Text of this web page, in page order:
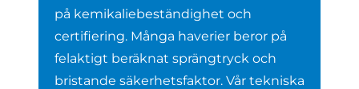
på kemikaliebeständighet och
certifiering. Många haverier beror på
felaktigt beräknat sprängtryck och
bristande säkerhetsfaktor. Vår tekniska